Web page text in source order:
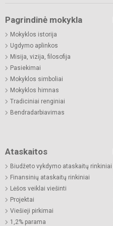
Pagrindinė mokykla
Mokyklos istorija
Ugdymo aplinkos
Misija, vizija, filosofija
Pasiekimai
Mokyklos simboliai
Mokyklos himnas
Tradiciniai renginiai
Bendradarbiavimas
Ataskaitos
Biudžeto vykdymo ataskaitų rinkiniai
Finansinių ataskaitų rinkiniai
Lėšos veiklai viešinti
Projektai
Viešieji pirkimai
1,2% parama